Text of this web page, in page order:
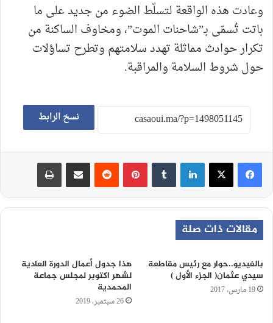
وعادت هذه الواقعة لتسلّط الضوء من جديد على ما
باتت تُسمّى بـ”شاحنات الموت”، ومخاوف الساكنة من
تكرار حوادث مماثلة تهدد سلامتهم وتطرح تساؤلات
حول شروط السلامة والمراقبة.
نسخ الرابط
لينكدإن بينتيريست
مقالات ذات صلة
بالفيديو..حوار مع رئيس مقاطعة
سيدي عثمان( الجزء الأول )
19 مارس، 2017
هذا جدول أعمال الدورة العادية
لشهر اكتوبر لمجلس جماعة
المحمدية
26 سبتمبر، 2019